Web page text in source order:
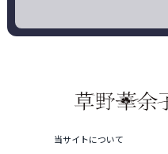
当サイトについて